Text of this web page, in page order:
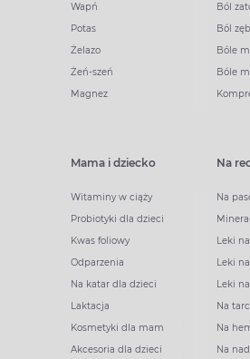
Wapń
Potas
Żelazo
Żeń-szeń
Magnez
Ból
Ból
Bóle
Bóle
Mama i dziecko
Witaminy w ciąży
Probiotyki dla dzieci
Kwas foliowy
Odparzenia
Na katar dla dzieci
Laktacja
Kosmetyki dla mam
Akcesoria dla dzieci
Na
Na
Leki
Leki
Leki
Na
Na
Na